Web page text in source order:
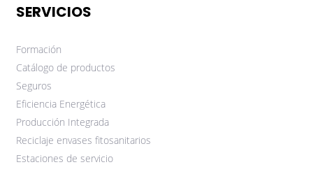
SERVICIOS
Formación
Catálogo de productos
Seguros
Eficiencia Energética
Producción Integrada
Reciclaje envases fitosanitarios
Estaciones de servicio